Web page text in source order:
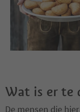
Wat is er te
De mensen die